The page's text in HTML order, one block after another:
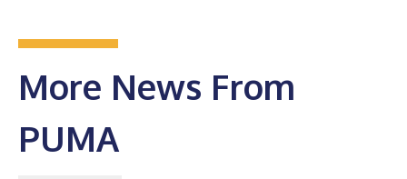
More News From
PUMA